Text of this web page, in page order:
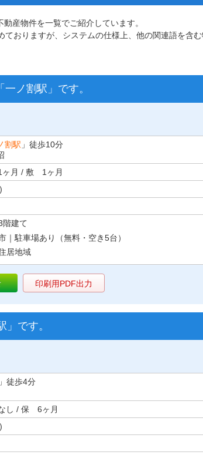
産物件を一覧でご紹介しています。
おりますが、システムの仕様上、他の関連語を含
ノ割駅」です。
割駅 」徒歩10分
ヶ月 / 敷 1ヶ月
)
階建て
｜駐車場あり（無料・空き5台）
居地域
印刷用PDF出力
です。
」徒歩4分
し / 保 6ヶ月
)